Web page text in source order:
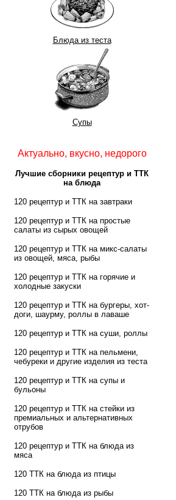
Блюда из теста
Супы
Актуально, вкусно, недорого
Лучшие сборники рецептур и ТТК
на блюда
120 рецептур и ТТК на завтраки
120 рецептур и ТТК на простые
салаты из сырых овощей
120 рецептур и ТТК на микс-салаты
из овощей, мяса, рыбы
120 рецептур и ТТК на горячие и
холодные закуски
120 рецептур и ТТК на бургеры, хот-
доги, шаурму, роллы в лаваше
120 рецептур и ТТК на суши, роллы
120 рецептур и ТТК на пельмени,
чебуреки и другие изделия из теста
120 рецептур и ТТК на супы и
бульоны
120 рецептур и ТТК на стейки из
премиальных и альтернативных
отрубов
120 рецептур и ТТК на блюда из
мяса
120 ТТК на блюда из птицы
120 ТТК на блюда из рыбы